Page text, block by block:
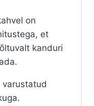
on
et
kanduri
varustatud